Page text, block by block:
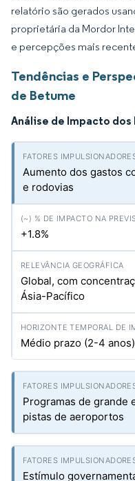
relatório são gerados
proprietária da Mordor
e percepções mais
Tendências e
de Betume
Análise de Impacto
Aumento dos gastos
e rodovias
+1.8%
Global, com
Ásia-Pacífico
Médio prazo (2-4 anos)
Programas de grande
pistas de aeroportos
Estímulo